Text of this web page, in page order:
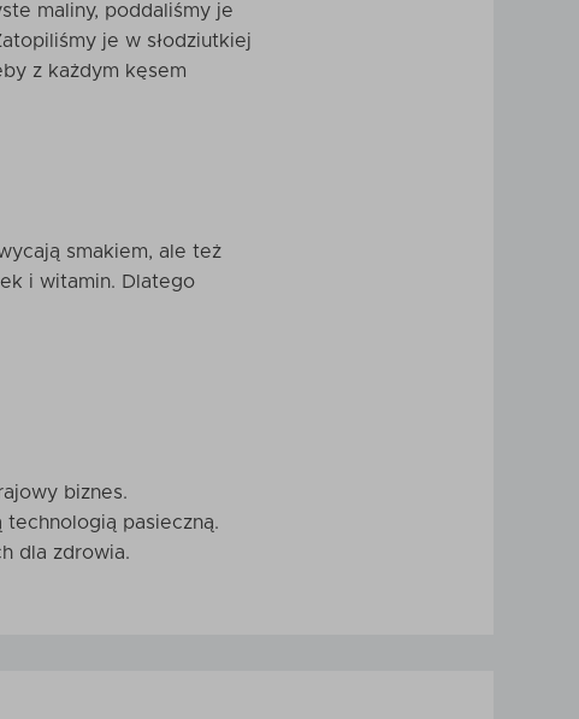
maliny, poddaliśmy je
je w słodziutkiej
z każdym kęsem
smakiem, ale też
i witamin. Dlatego
biznes.
pasieczną.
dla zdrowia.